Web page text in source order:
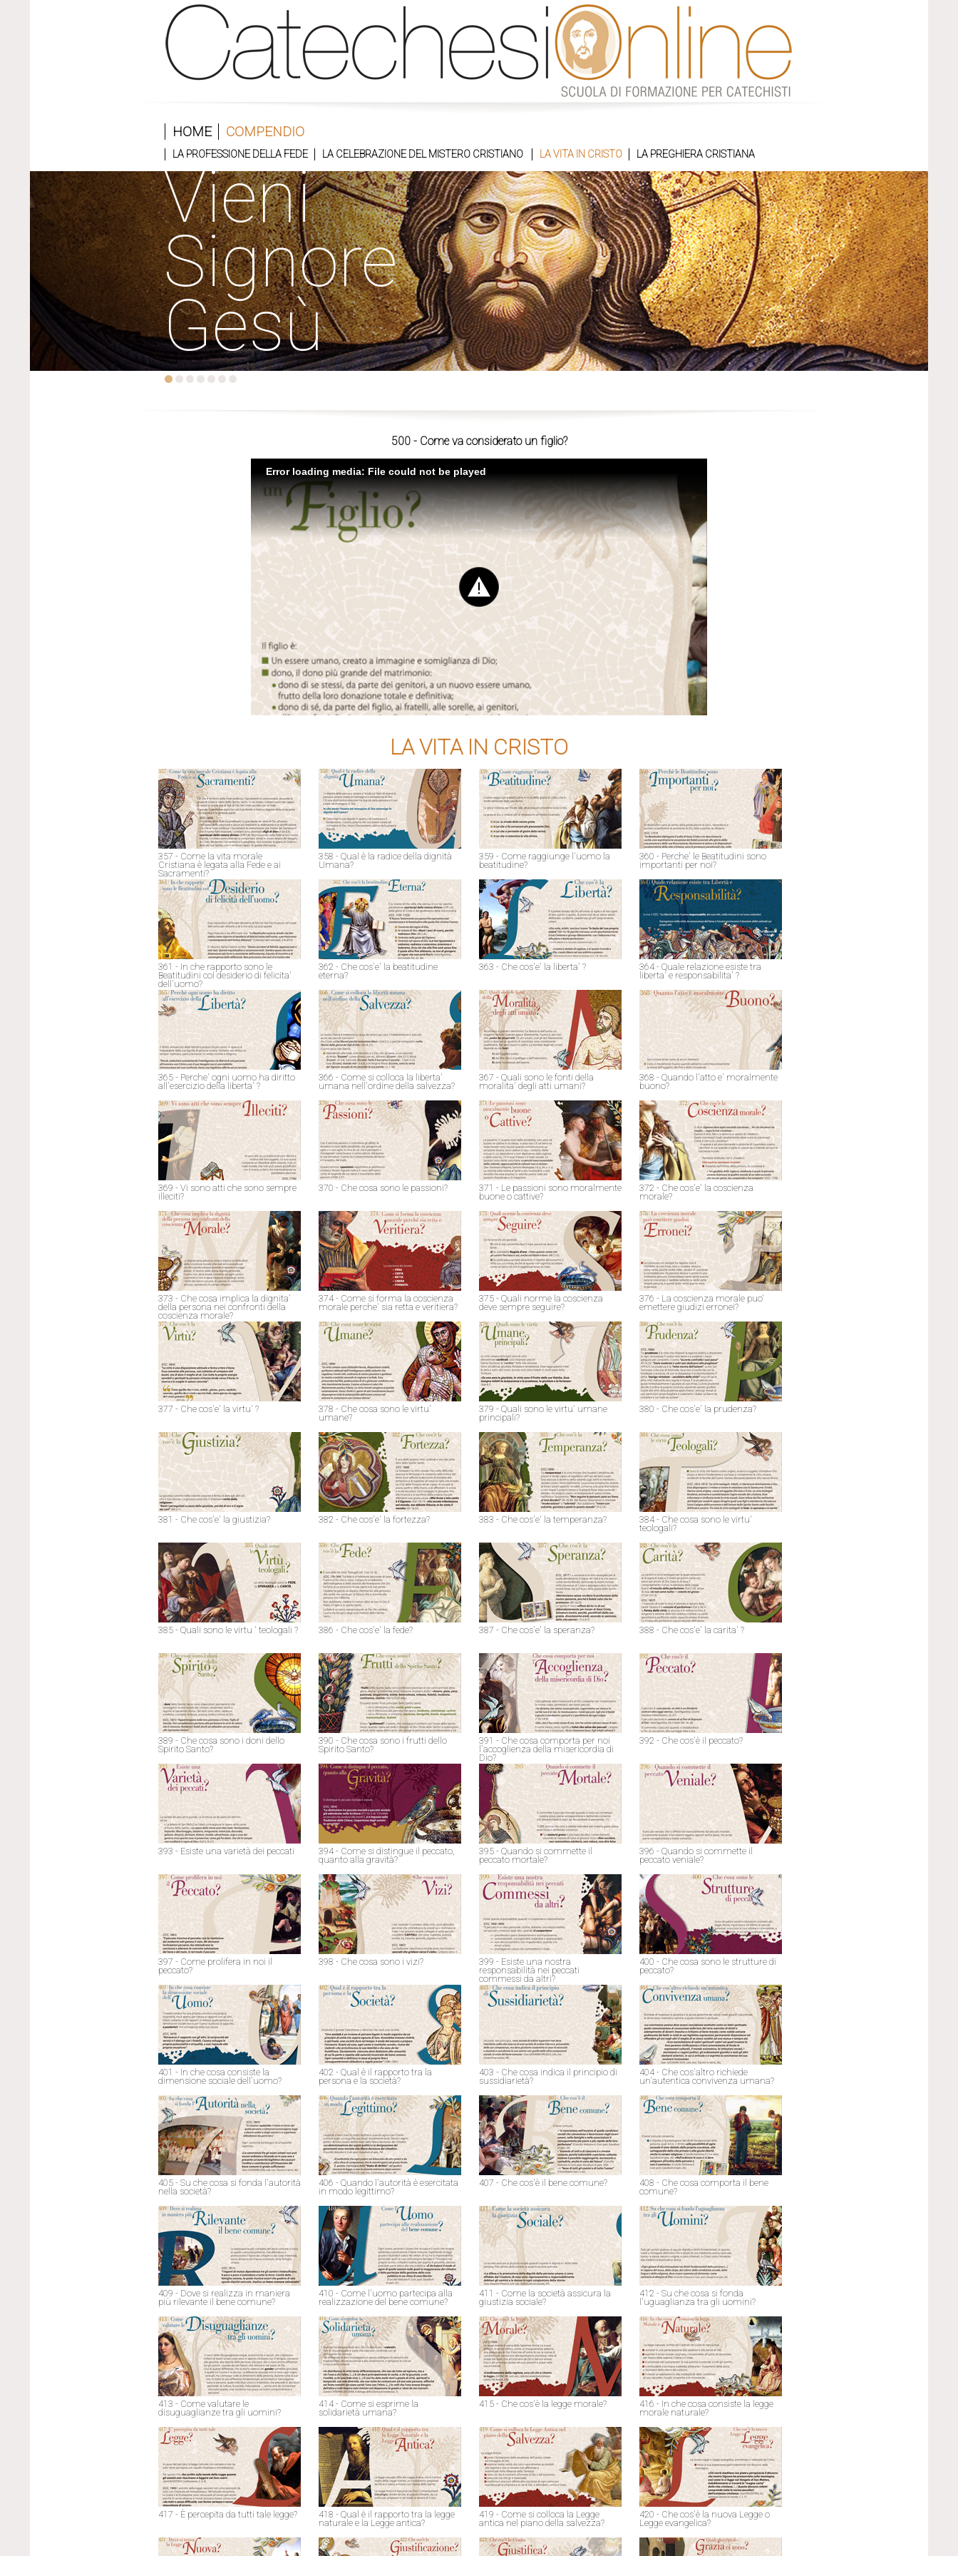
HOME COMPENDIO
LA PROFESSIONE DELLA FEDE LA CELEBRAZIONE DEL MISTERO CRISTIANO LA VITA IN CRISTO LA PREGHIERA CRISTIANA
Vieni
Signore
Gesù
500 - Come va considerato un figlio?
Error loading media: File could not be played
LA VITA IN CRISTO
357 - Come la vita morale
Cristiana è legata alla Fede e ai
Sacramenti?
358 - Qual è la radice della dignità
Umana?
359 - Come raggiunge l'uomo la
beatitudine?
360 - Perche' le Beatitudini sono
importanti per noi?
361 - In che rapporto sono le
Beatitudini col desiderio di felicita'
dell'uomo?
362 - Che cos'e' la beatitudine
eterna?
363 - Che cos'e' la liberta' ?
364 - Quale relazione esiste tra
liberta' e responsabilita' ?
365 - Perche' ogni uomo ha diritto
all'esercizio della liberta' ?
366 - Come si colloca la liberta'
umana nell'ordine della salvezza?
367 - Quali sono le fonti della
moralita' degli atti umani?
368 - Quando l'atto e' moralmente
buono?
369 - Vi sono atti che sono sempre
illeciti?
370 - Che cosa sono le passioni?
371 - Le passioni sono moralmente
buone o cattive?
372 - Che cos'e' la coscienza
morale?
373 - Che cosa implica la dignita'
della persona nei confronti della
coscienza morale?
374 - Come si forma la coscienza
morale perche' sia retta e veritiera?
375 - Quali norme la coscienza
deve sempre seguire?
376 - La coscienza morale puo'
emettere giudizi erronei?
377 - Che cos'e' la virtu' ?
378 - Che cosa sono le virtu'
umane?
379 - Quali sono le virtu' umane
principali?
380 - Che cos'e' la prudenza?
381 - Che cos'e' la giustizia? 382 - Che cos'e' la fortezza? 383 - Che cos'e' la temperanza?
384 - Che cosa sono le virtu'
teologali?
385 - Quali sono le virtu ' teologali ? 386 - Che cos'e' la fede? 387 - Che cos'e' la speranza? 388 - Che cos'e' la carita' ?
389 - Che cosa sono i doni dello
Spirito Santo?
390 - Che cosa sono i frutti dello
Spirito Santo?
391 - Che cosa comporta per noi
l'accoglienza della misericordia di
Dio?
392 - Che cos'è il peccato?
393 - Esiste una varietà dei peccati
394 - Come si distingue il peccato,
quanto alla gravità?
395 - Quando si commette il
peccato mortale?
396 - Quando si commette il
peccato veniale?
397 - Come prolifera in noi il
peccato?
398 - Che cosa sono i vizi?
399 - Esiste una nostra
responsabilità nei peccati
commessi da altri?
400 - Che cosa sono le strutture di
peccato?
401 - In che cosa consiste la
dimensione sociale dell'uomo?
402 - Qual è il rapporto tra la
persona e la società?
403 - Che cosa indica il principio di
sussidiarietà?
404 - Che cos'altro richiede
un'autentica convivenza umana?
405 - Su che cosa si fonda l'autorità
nella società?
406 - Quando l'autorità è esercitata
in modo legittimo?
407 - Che cos'è il bene comune?
408 - Che cosa comporta il bene
comune?
409 - Dove si realizza in maniera
più rilevante il bene comune?
410 - Come l'uomo partecipa alla
realizzazione del bene comune?
411 - Come la società assicura la
giustizia sociale?
412 - Su che cosa si fonda
l'uguaglianza tra gli uomini?
413 - Come valutare le
disuguaglianze tra gli uomini?
414 - Come si esprime la
solidarietà umana?
415 - Che cos'è la legge morale?
416 - In che cosa consiste la legge
morale naturale?
417 - È percepita da tutti tale legge?
418 - Qual è il rapporto tra la legge
naturale e la Legge antica?
419 - Come si colloca la Legge
antica nel piano della salvezza?
420 - Che cos'è la nuova Legge o
Legge evangelica?